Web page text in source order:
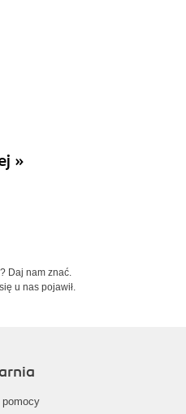
»
Daj nam znać.
u nas pojawił.
pomocy